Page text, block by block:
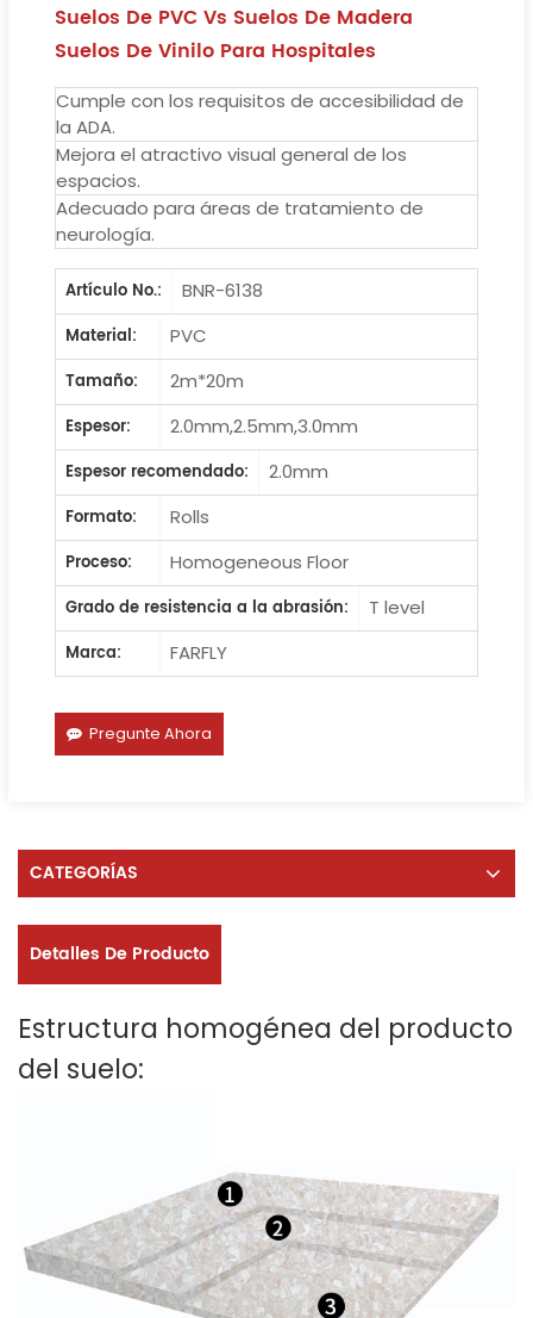
Suelos De PVC Vs Suelos De Madera
Suelos De Vinilo Para Hospitales
Cumple con los requisitos de accesibilidad de
la ADA.
Mejora el atractivo visual general de los
espacios.
Adecuado para áreas de tratamiento de
neurología.
Artículo No.:
BNR-6138
Material:
PVC
Tamaño:
2m*20m
Espesor:
2.0mm,2.5mm,3.0mm
Espesor recomendado:
2.0mm
Formato:
Rolls
Proceso:
Homogeneous Floor
Grado de resistencia a la abrasión:
T level
Marca:
FARFLY
Pregunte Ahora
CATEGORÍAS
Detalles De Producto
Estructura homogénea del producto
del suelo: